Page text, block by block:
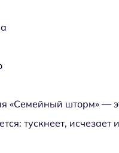
«Семейный шторм» —
тускнеет,